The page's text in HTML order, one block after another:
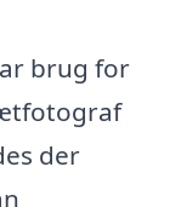
brug for
der